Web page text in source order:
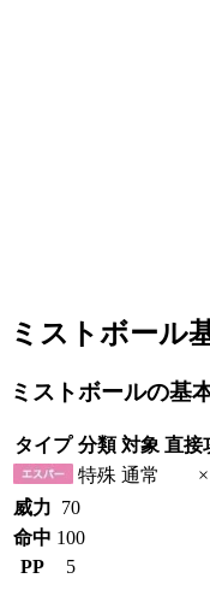
ミストボール
ミストボールの基
タイプ 分類 対象 直接
特殊 通常
×
威力 70
命中 100
PP
5